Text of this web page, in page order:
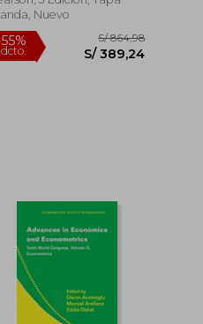
271,90
Nuevo
55%